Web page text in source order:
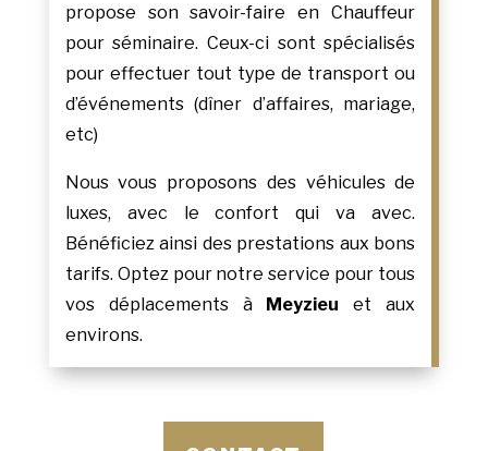
propose son savoir-faire en Chauffeur
pour séminaire. Ceux-ci sont spécialisés
pour effectuer tout type de transport ou
d’événements (dîner d’affaires, mariage,
etc)
Nous vous proposons des véhicules de
luxes, avec le confort qui va avec.
Bénéficiez ainsi des prestations aux bons
tarifs. Optez pour notre service pour tous
vos déplacements à Meyzieu et aux
environs.